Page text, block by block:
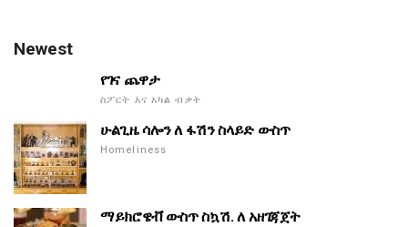
Newest
የገና ጨዋታ
ስፖርት እና አካል ብቃት
ሁልጊዜ ሳሎን ለ ፋሽን ስላይድ ውስጥ
Homeliness
ማይክሮዌቭ ውስጥ ስኳሽ. ለ አዘገጃጀት